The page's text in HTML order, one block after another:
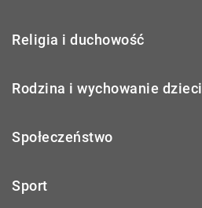
Religia i duchowość
Rodzina i wychowanie dzieci
Społeczeństwo
Sport